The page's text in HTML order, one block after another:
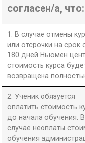
согласен/а, что:
1. В случае отмены
или отсрочки на срок
180 дней Ньюмен
стоимость курса
возвращена
2. Ученик обязуется
оплатить стоимость
до начала обучения. В
случае неоплаты
обучения